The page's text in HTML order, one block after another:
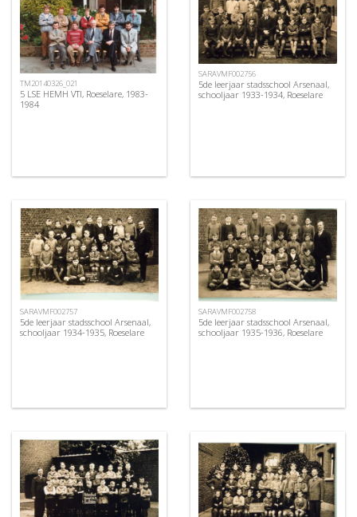
TM20140326_021
5 LSE HEMH VTI, Roeselare, 1983-
1984
SARAVMF002756
5de leerjaar stadsschool Arsenaal,
schooljaar 1933-1934, Roeselare
SARAVMF002757
5de leerjaar stadsschool Arsenaal,
schooljaar 1934-1935, Roeselare
SARAVMF002758
5de leerjaar stadsschool Arsenaal,
schooljaar 1935-1936, Roeselare